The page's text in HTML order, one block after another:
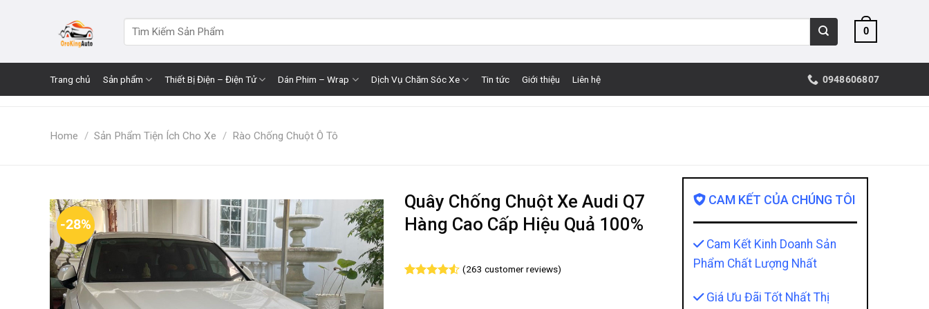
for:
0
Trang chủ Sản phẩm Thiết Bị Điện – Điện Tử Dán Phim – Wrap Dịch Vụ Chăm Sóc Xe Tin tức Giới thiệu Liên hệ 0948606807
Home / Sản Phẩm Tiện Ích Cho Xe / Rào Chống Chuột Ô Tô
-28%
Quây Chống Chuột Xe Audi Q7
Hàng Cao Cấp Hiệu Quả 100%
(263 customer reviews)
CAM KẾT CỦA CHÚNG TÔI
Cam Kết Kinh Doanh Sản
Phẩm Chất Lượng Nhất
Giá Ưu Đãi Tốt Nhất Thị